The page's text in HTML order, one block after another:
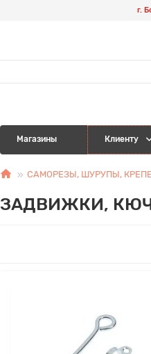
г.
Магазины Клиенту
САМОРЕЗЫ, ШУРУПЫ,
ЗАДВИЖКИ,